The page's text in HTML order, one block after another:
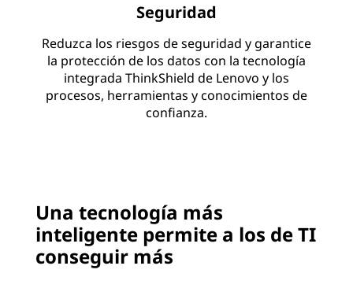
Seguridad
Reduzca los riesgos de seguridad y garantice
la protección de los datos con la tecnología
integrada ThinkShield de Lenovo y los
procesos, herramientas y conocimientos de
confianza.
Una tecnología más
inteligente permite a los de TI
conseguir más